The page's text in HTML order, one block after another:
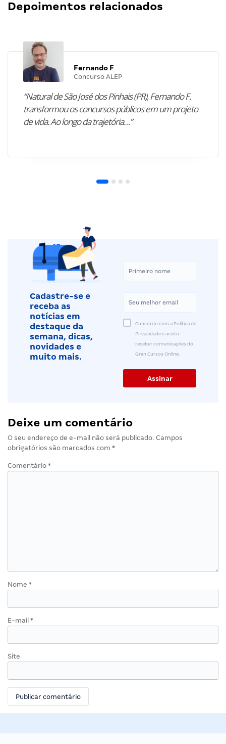
Depoimentos relacionados
Fernando F
Concurso ALEP
“Natural de São José dos Pinhais (PR), Fernando F.
transformou os concursos públicos em um projeto
de vida. Ao longo da trajetória…”
Cadastre-se e
receba as
notícias em
destaque da
semana, dicas,
novidades e
muito mais.
Concordo com a Política de
Privacidade e aceito
receber comunicações do
Gran Cursos Online.
Deixe um comentário
O seu endereço de e-mail não será publicado. Campos
obrigatórios são marcados com *
Comentário *
Nome *
E-mail *
Site